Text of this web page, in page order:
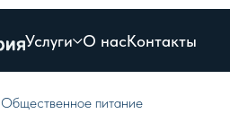
Услуги О насКонтакты
Общественное питание